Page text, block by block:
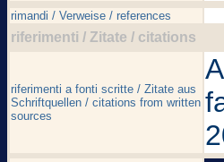
rimandi / Verweise / references
riferimenti / Zitate / citations
riferimenti a fonti scritte / Zitate aus
Schriftquellen / citations from written
sources